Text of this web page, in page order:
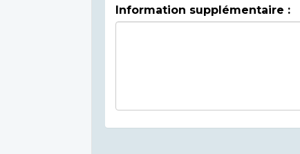
Information supplémentaire :